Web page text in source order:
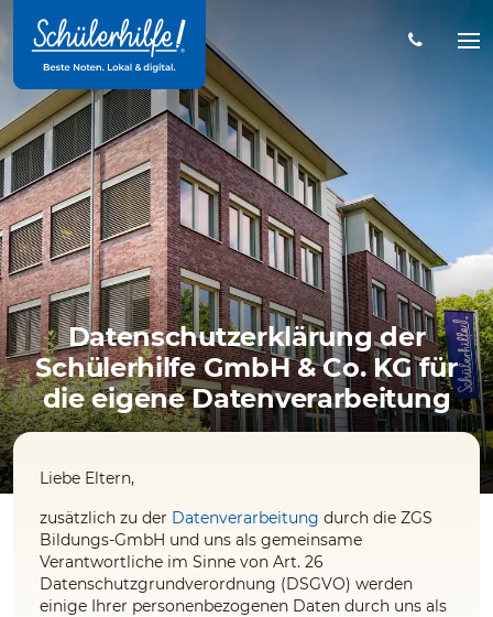
Hauptinhalt
Datenschutzerklärung der
Schülerhilfe GmbH & Co. KG für
die eigene Datenverarbeitung
Liebe Eltern,
zusätzlich zu der Datenverarbeitung durch die ZGS
Bildungs-GmbH und uns als gemeinsame
Verantwortliche im Sinne von Art. 26
Datenschutzgrundverordnung (DSGVO) werden
einige Ihrer personenbezogenen Daten durch uns als